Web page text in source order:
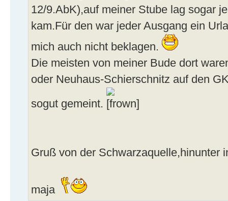
12/9.AbK),auf meiner Stube lag sogar
kam.Für den war jeder Ausgang ein
mich auch nicht beklagen.
Die meisten von meiner Bude dort
oder Neuhaus-Schierschnitz auf den
sogut gemeint.
Gruß von der Schwarzaquelle,hinunter
maja